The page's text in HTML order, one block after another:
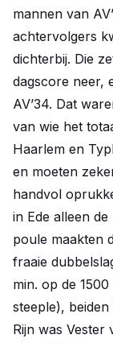
mannen van
achtervolgers
dichterbij. Die
dagscore neer,
AV’34. Dat
van wie het
Haarlem en
en moeten
handvol
in Ede alleen
poule maakten
fraaie
min. op de
steeple),
Rijn was Vester